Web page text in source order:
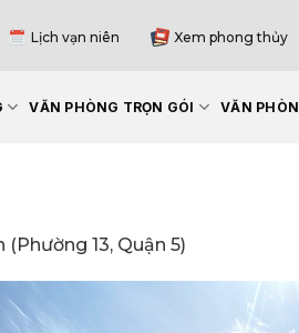
Lịch vạn niên Xem phong thủy
VĂN PHÒNG TRỌN GÓI VĂN
13, Quận 5)